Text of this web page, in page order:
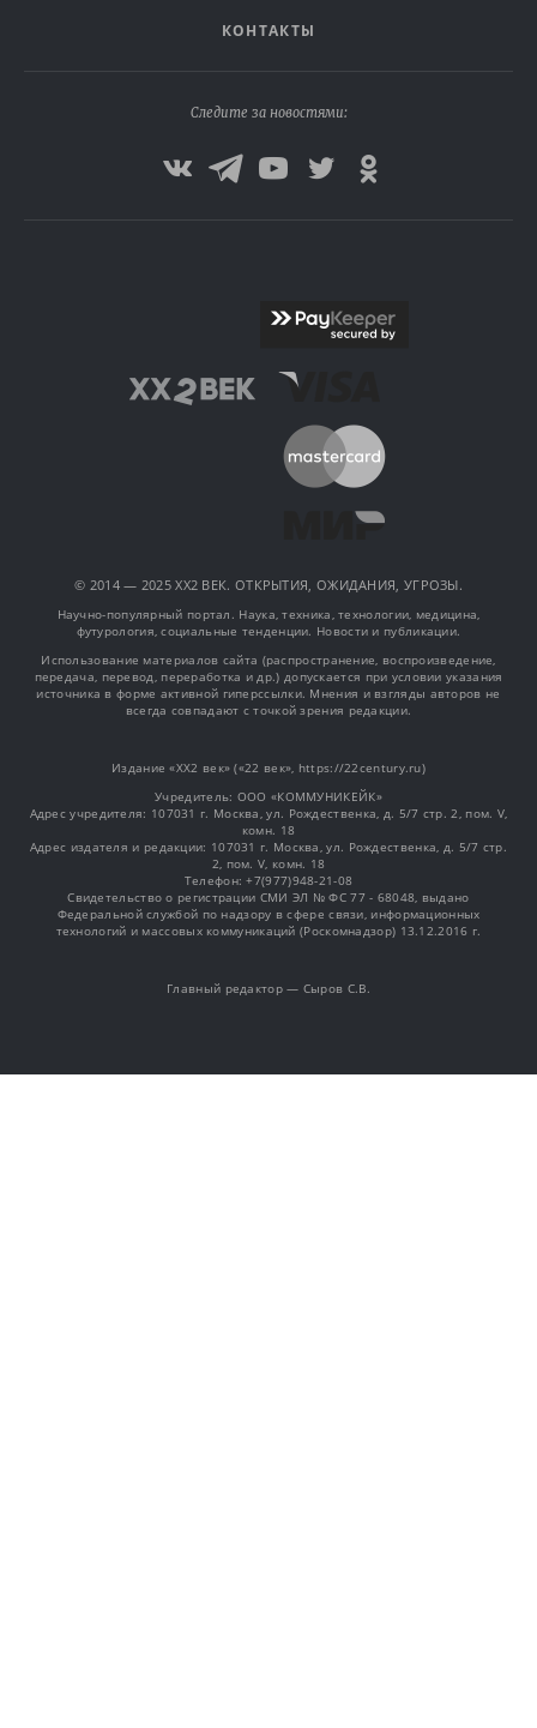
КОНТАКТЫ
Следите за новостями:
© 2014 — 2025 XX2 ВЕК. ОТКРЫТИЯ, ОЖИДАНИЯ, УГРОЗЫ.
Научно-популярный портал. Наука, техника, технологии, медицина,
футурология, социальные тенденции. Новости и публикации.
Использование материалов сайта (распространение, воспроизведение,
передача, перевод, переработка и др.) допускается при условии указания
источника в форме активной гиперссылки. Мнения и взгляды авторов не
всегда совпадают с точкой зрения редакции.
Издание «XX2 век» («22 век», https://22century.ru)
Учредитель: OOO «КОММУНИКЕЙК»
Адрес учредителя: 107031 г. Москва, ул. Рождественка, д. 5/7 стр. 2, пом. V,
комн. 18
Адрес издателя и редакции: 107031 г. Москва, ул. Рождественка, д. 5/7 стр.
2, пом. V, комн. 18
Телефон: +7(977)948-21-08
Свидетельство о регистрации СМИ ЭЛ № ФС 77 - 68048, выдано
Федеральной службой по надзору в сфере связи, информационных
технологий и массовых коммуникаций (Роскомнадзор) 13.12.2016 г.
Главный редактор — Сыров С.В.